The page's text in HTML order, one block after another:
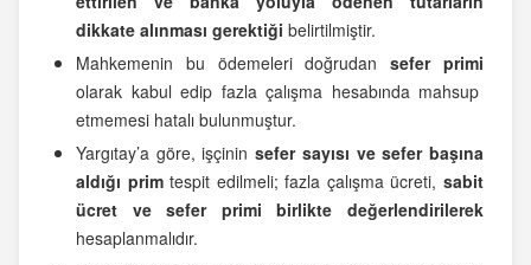
dikkate alınması gerektiği belirtilmiştir.
Mahkemenin bu ödemeleri doğrudansefer primi
olarak kabul edip fazla çalışma hesabında mahsup
etmemesi hatalı bulunmuştur.
Yargıtay’a göre, işçininsefer sayısı ve sefer başına
aldığı primtespit edilmeli; fazla çalışma ücreti,sabit
ücret ve sefer primi birlikte değerlendirilerek
hesaplanmalıdır.